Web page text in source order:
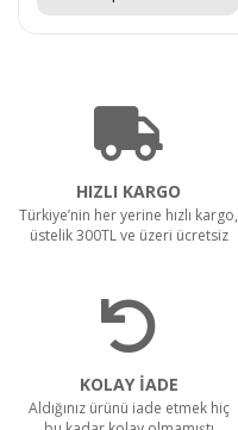
HIZLI KARGO
Türkiye’nin her yerine hızlı kargo,
üstelik 300TL ve üzeri ücretsiz
KOLAY İADE
Aldığınız ürünü iade etmek hiç